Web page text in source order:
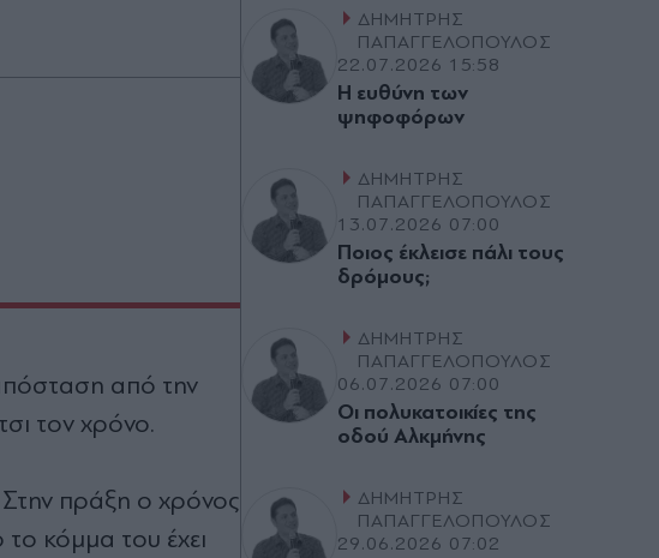
από την
τον χρόνο.
Στην πράξη ο χρόνος
κόμμα του έχει
ΔΗΜΗΤΡΗΣ
ΠΑΠΑΓΓΕΛΟΠΟΥΛΟΣ
22.07.2026 15:58
Η ευθύνη των
ψηφοφόρων
ΔΗΜΗΤΡΗΣ
ΠΑΠΑΓΓΕΛΟΠΟΥΛΟΣ
13.07.2026 07:00
Ποιος έκλεισε πάλι τους
δρόµους;
ΔΗΜΗΤΡΗΣ
ΠΑΠΑΓΓΕΛΟΠΟΥΛΟΣ
06.07.2026 07:00
Οι πολυκατοικίες της
οδού Αλκµήνης
ΔΗΜΗΤΡΗΣ
ΠΑΠΑΓΓΕΛΟΠΟΥΛΟΣ
29.06.2026 07:02